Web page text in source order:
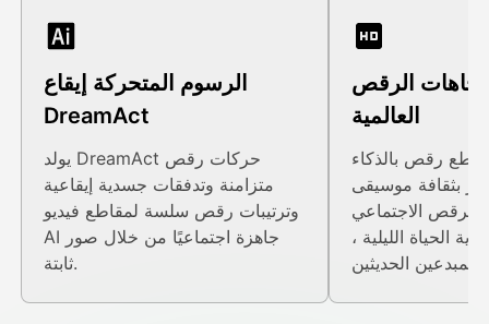
الرسوم المتحركة إيقاع
DreamAct
يولد DreamAct حركات رقص
متزامنة وتدفقات جسدية إيقاعية
وترتيبات رقص سلسة لمقاطع فيديو
AI جاهزة اجتماعيًا من خلال صور
ثابتة.
الرقص
العالمية
رقص بالذكاء
بثقافة موسيقى
الرقص الاجتماعي
الحياة الليلية ،